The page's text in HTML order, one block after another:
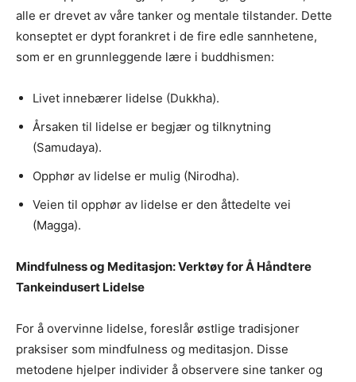
alle er drevet av våre tanker og mentale tilstander. Dette
konseptet er dypt forankret i de fire edle sannhetene,
som er en grunnleggende lære i buddhismen:
Livet innebærer lidelse (Dukkha).
Årsaken til lidelse er begjær og tilknytning
(Samudaya).
Opphør av lidelse er mulig (Nirodha).
Veien til opphør av lidelse er den åttedelte vei
(Magga).
Mindfulness og Meditasjon: Verktøy for Å Håndtere
Tankeindusert Lidelse
For å overvinne lidelse, foreslår østlige tradisjoner
praksiser som mindfulness og meditasjon. Disse
metodene hjelper individer å observere sine tanker og